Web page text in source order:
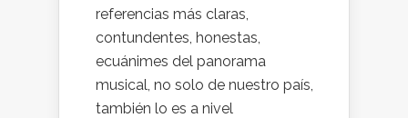
referencias más claras,
contundentes, honestas,
ecuánimes del panorama
musical, no solo de nuestro país,
también lo es a nivel